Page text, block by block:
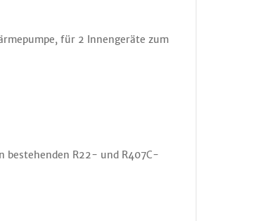
für 2 Innengeräte zum
bestehenden R22- und R407C-